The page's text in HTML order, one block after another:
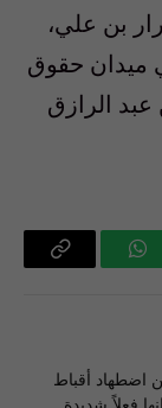
فرار بن علي،
ميدان حقوق
عبد الرازق
واتساب Copy
اضطهاد أقباط